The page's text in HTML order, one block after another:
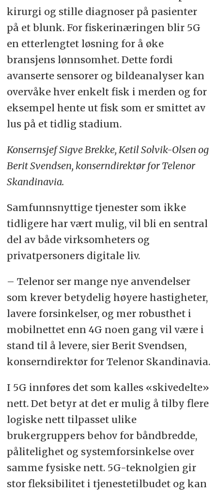
kirurgi og stille diagnoser på pasienter
på et blunk. For fiskerinæringen blir 5G
en etterlengtet løsning for å øke
bransjens lønnsomhet. Dette fordi
avanserte sensorer og bildeanalyser kan
overvåke hver enkelt fisk i merden og for
eksempel hente ut fisk som er smittet av
lus på et tidlig stadium.
Konsernsjef Sigve Brekke, Ketil Solvik-Olsen og
Berit Svendsen, konserndirektør for Telenor
Skandinavia.
Samfunnsnyttige tjenester som ikke
tidligere har vært mulig, vil bli en sentral
del av både virksomheters og
privatpersoners digitale liv.
– Telenor ser mange nye anvendelser
som krever betydelig høyere hastigheter,
lavere forsinkelser, og mer robusthet i
mobilnettet enn 4G noen gang vil være i
stand til å levere, sier Berit Svendsen,
konserndirektør for Telenor Skandinavia.
I 5G innføres det som kalles «skivedelte»
nett. Det betyr at det er mulig å tilby flere
logiske nett tilpasset ulike
brukergruppers behov for båndbredde,
pålitelighet og systemforsinkelse over
samme fysiske nett. 5G-teknolgien gir
stor fleksibilitet i tjenestetilbudet og kan